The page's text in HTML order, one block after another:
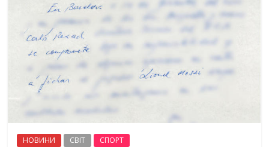
НОВИНИ СВІТ СПОРТ